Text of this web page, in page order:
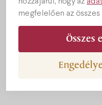
megfelelően az összes
Összes
Vince napi sült kolbász